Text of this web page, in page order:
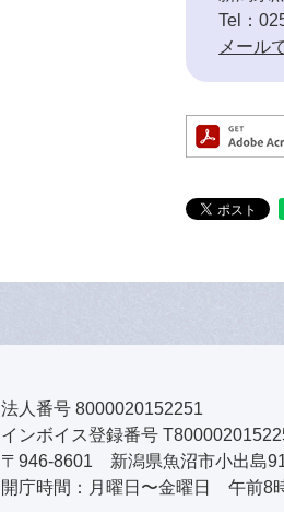
Tel：
メール
法人番号 8000020152251
インボイス登録番号
〒946-8601 新潟県魚沼市小出島
開庁時間：月曜日〜金曜日 午前8